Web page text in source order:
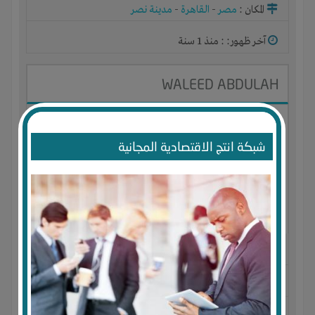
شبكة انتج الاقتصادية المجانية
المكان : مصر- القاهرة - مدينة نصر
آخر ظهور: : منذ 1 سنة
WALEED ABDULAH
الجنس : ذكر
لديـه : المال-الوقت - شركة أو مصنع أو ورشة